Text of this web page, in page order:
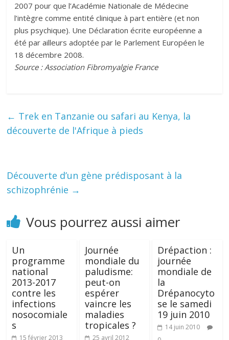
2007 pour que l’Académie Nationale de Médecine
l’intègre comme entité clinique à part entière (et non
plus psychique). Une Déclaration écrite européenne a
été par ailleurs adoptée par le Parlement Européen le
18 décembre 2008.
Source : Association Fibromyalgie France
← Trek en Tanzanie ou safari au Kenya, la
découverte de l'Afrique à pieds
Découverte d’un gène prédisposant à la
schizophrénie →
Vous pourrez aussi aimer
Un
programme
national
2013-2017
contre les
infections
nosocomiale
s
15 février 2013
Journée
mondiale du
paludisme:
peut-on
espérer
vaincre les
maladies
tropicales ?
25 avril 2012
Drépaction :
journée
mondiale de
la
Drépanocyto
se le samedi
19 juin 2010
14 juin 2010